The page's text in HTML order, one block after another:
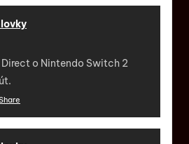
o Nintendo Switch 2